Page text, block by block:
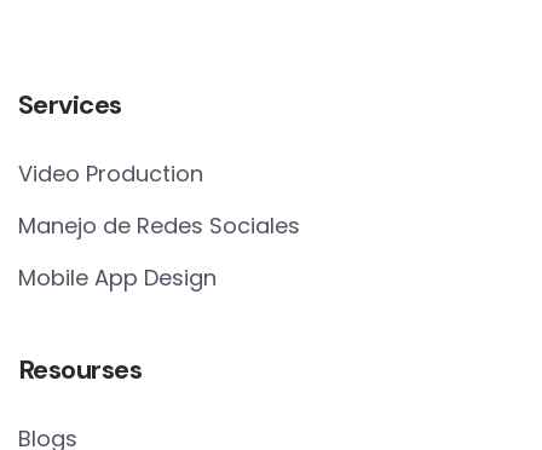
Services
Video Production
Manejo de Redes Sociales
Mobile App Design
Resourses
Blogs